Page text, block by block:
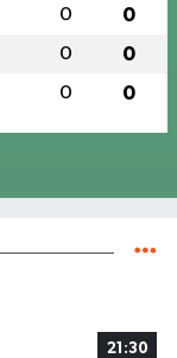
0 0
0 0
0 0
21:30